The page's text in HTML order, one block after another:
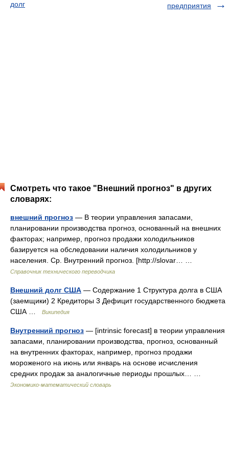
долг
предприятия
Смотреть что такое "Внешний прогноз" в других
словарях:
внешний прогноз — В теории управления запасами,
планировании производства прогноз, основанный на внешних
факторах; например, прогноз продажи холодильников
базируется на обследовании наличия холодильников у
населения. Ср. Внутренний прогноз. [http://slovar… …
Справочник технического переводчика
Внешний долг США — Содержание 1 Структура долга в США
(заемщики) 2 Кредиторы 3 Дефицит государственного бюджета
США …
Википедия
Внутренний прогноз — [intrinsic forecast] в теории управления
запасами, планировании производства, прогноз, основанный
на внутренних факторах, например, прогноз продажи
мороженого на июнь или январь на основе исчисления
средних продаж за аналогичные периоды прошлых… …
Экономико-математический словарь